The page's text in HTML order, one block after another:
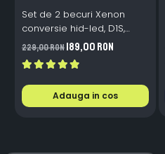
Set de 2 becuri Xenon
conversie hid-led, D1S,
120W, 12.000lm, Canbus,
Miez Cupru, Radiator
Aluminiu, Premium, Alb
Rece
229,00 RON189,00 RON
Adauga in cos